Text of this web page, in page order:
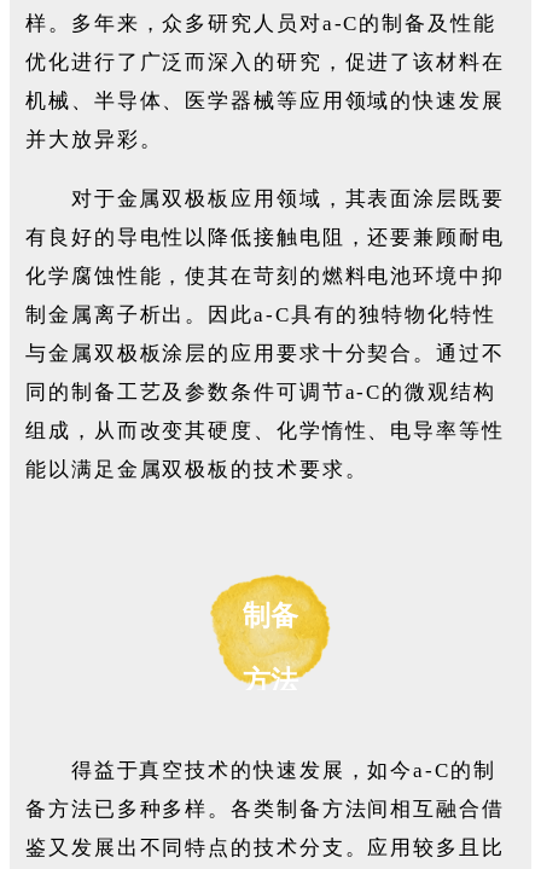
样。多年来，众多研究人员对a-C的制备及性能
优化进行了广泛而深入的研究，促进了该材料在
机械、半导体、医学器械等应用领域的快速发展
并大放异彩。
对于金属双极板应用领域，其表面涂层既要
有良好的导电性以降低接触电阻，还要兼顾耐电
化学腐蚀性能，使其在苛刻的燃料电池环境中抑
制金属离子析出。因此a-C具有的独特物化特性
与金属双极板涂层的应用要求十分契合。通过不
同的制备工艺及参数条件可调节a-C的微观结构
组成，从而改变其硬度、化学惰性、电导率等性
能以满足金属双极板的技术要求。
制备
方法
得益于真空技术的快速发展，如今a-C的制
备方法已多种多样。各类制备方法间相互融合借
鉴又发展出不同特点的技术分支。应用较多且比